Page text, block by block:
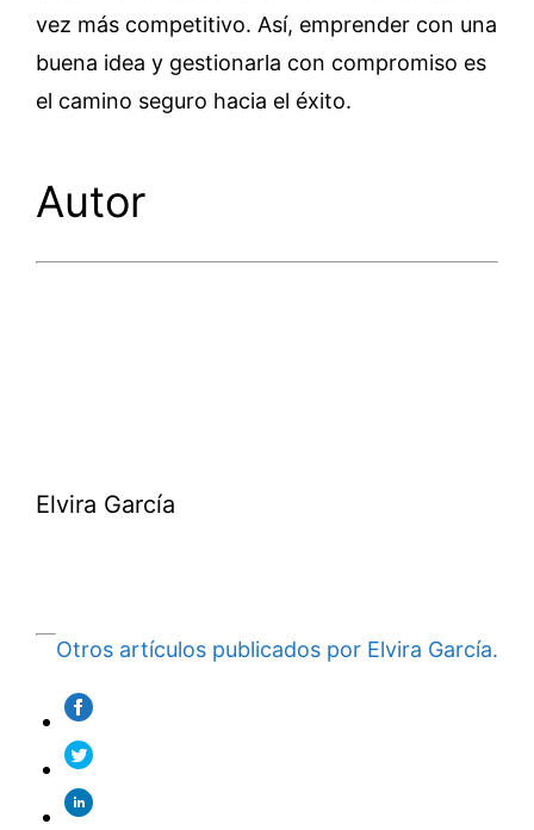
vez más competitivo. Así, emprender con una
buena idea y gestionarla con compromiso es
el camino seguro hacia el éxito.
Autor
Elvira García
Otros artículos publicados por Elvira García.